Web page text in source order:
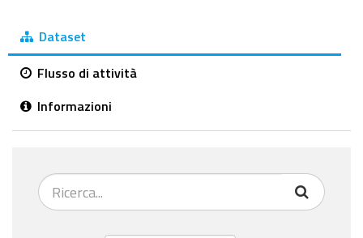
Dataset
Flusso di attività
Informazioni